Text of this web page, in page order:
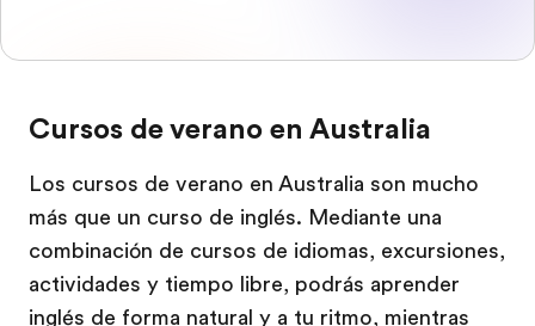
Cursos de verano en Australia
Los cursos de verano en Australia son mucho
más que un curso de inglés. Mediante una
combinación de cursos de idiomas, excursiones,
actividades y tiempo libre, podrás aprender
inglés de forma natural y a tu ritmo, mientras